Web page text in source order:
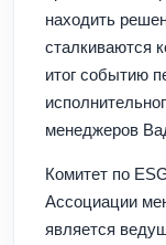
находить
сталкиваются
итог событию
менеджеров
Комитет по
Ассоциации
является